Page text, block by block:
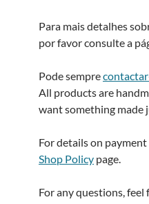
Para mais detalhes
por favor consulte a
Pode sempre
All products are
want something made
For details on
Shop Policy page.
For any questions, feel